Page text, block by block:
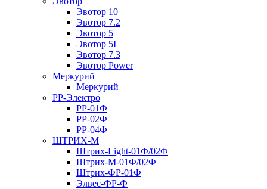
Эвотор 10
Эвотор 7.2
Эвотор 5
Эвотор 5I
Эвотор 7.3
Эвотор Power
Меркурий
Меркурий
РР-Электро
РР-01Ф
РР-02Ф
РР-04Ф
ШТРИХ-М
Штрих-Light-01Ф/02Ф
Штрих-М-01Ф/02Ф
Штрих-ФР-01Ф
Элвес-ФР-Ф